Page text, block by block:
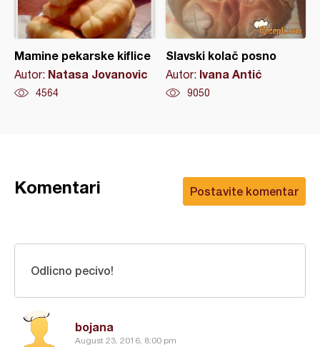
Mamine pekarske kiflice
Autor: Natasa Jovanovic
4564
Slavski kolač posno
Autor: Ivana Antić
9050
Postavite komentar
Komentari
bojana
August 23, 2016, 8:00 pm
Odlicno pecivo!